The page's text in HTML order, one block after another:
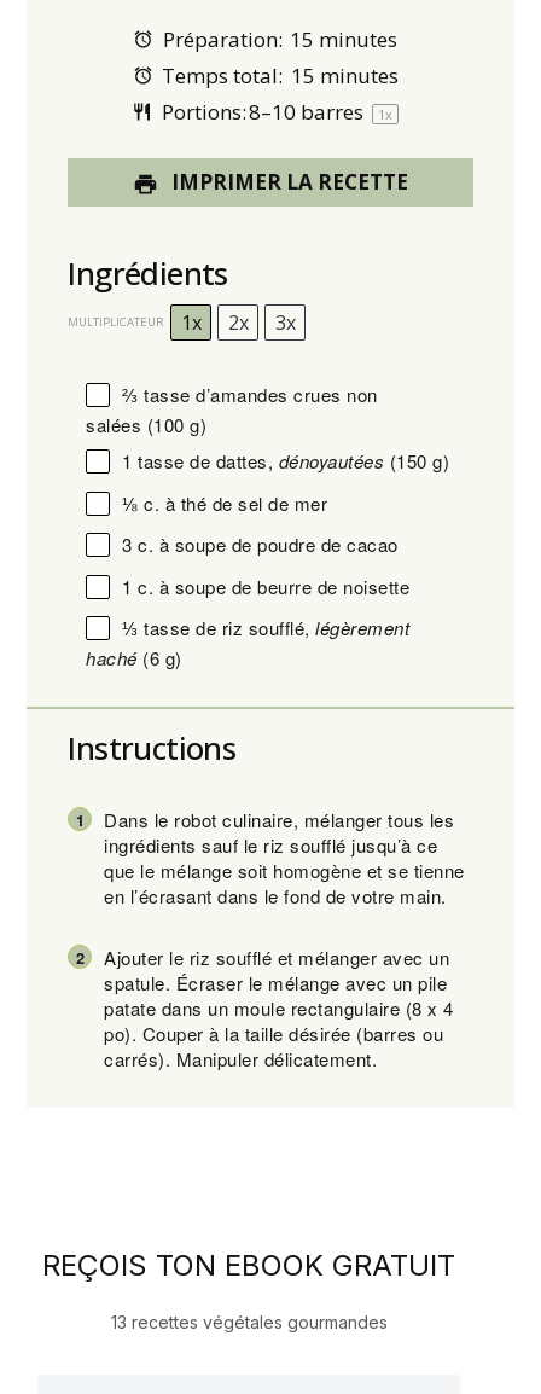
Préparation: 15 minutes
Temps total: 15 minutes
Portions:8–10 barres 1x
IMPRIMER LA RECETTE
Ingrédients
MULTIPLICATEUR 1x 2x 3x
⅔ tasse d’amandes crues non
salées (100 g)
1 tasse de dattes, dénoyautées (150 g)
⅛ c. à thé de sel de mer
3 c. à soupe de poudre de cacao
1 c. à soupe de beurre de noisette
⅓ tasse de riz soufflé,légèrement
haché (6 g)
Instructions
Dans le robot culinaire, mélanger tous les
ingrédients sauf le riz soufflé jusqu’à ce
que le mélange soit homogène et se tienne
en l’écrasant dans le fond de votre main.
Ajouter le riz soufflé et mélanger avec un
spatule. Écraser le mélange avec un pile
patate dans un moule rectangulaire (8 x 4
po). Couper à la taille désirée (barres ou
carrés). Manipuler délicatement.
REÇOIS TON EBOOK GRATUIT
13 recettes végétales gourmandes